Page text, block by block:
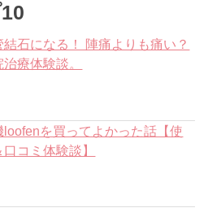
石になる！ 陣痛よりも痛い？
療体験談。
loofenを買ってよかった話【使
コミ体験談】